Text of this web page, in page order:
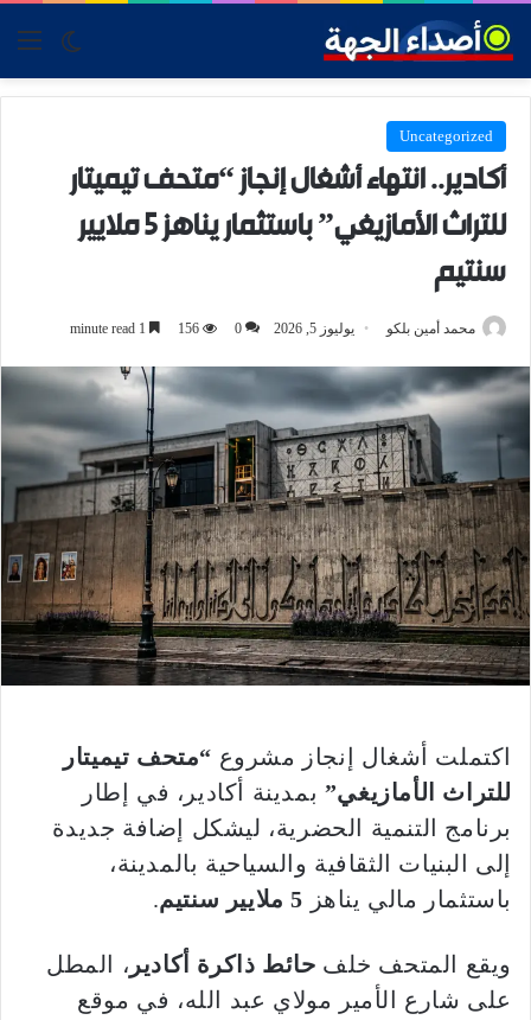
skin
Uncategorized
أكادير.. انتهاء أشغال إنجاز “متحف تيميتار
للتراث الأمازيغي” باستثمار يناهز 5 ملايير
سنتيم
محمد أمين بلكو يوليوز 5, 2026 0
156
اكتملت أشغال إنجاز مشروع “متحف تيميتار
للتراث الأمازيغي” بمدينة أكادير، في إطار
برنامج التنمية الحضرية، ليشكل إضافة جديدة
إلى البنيات الثقافية والسياحية بالمدينة،
باستثمار مالي يناهز 5 ملايير سنتيم .
ويقع المتحف خلف حائط ذاكرة أكادير ، المطل
على شارع الأمير مولاي عبد الله، في موقع